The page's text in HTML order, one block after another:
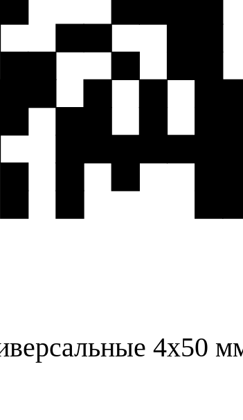
4х50